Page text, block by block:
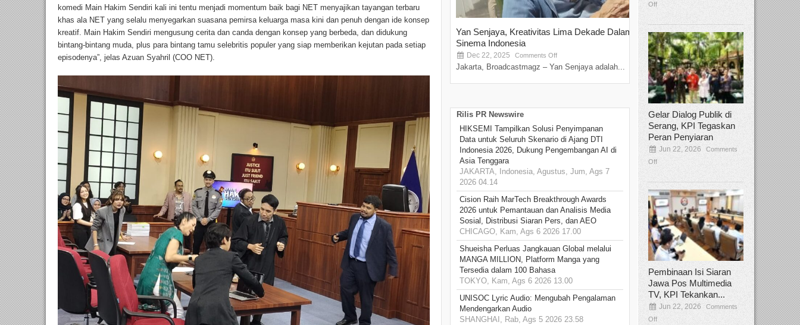
komedi Main Hakim Sendiri kali ini tentu menjadi momentum baik bagi NET menyajikan tayangan terbaru
khas ala NET yang selalu menyegarkan suasana pemirsa keluarga masa kini dan penuh dengan ide konsep
kreatif. Main Hakim Sendiri mengusung cerita dan canda dengan konsep yang berbeda, dan didukung
bintang-bintang muda, plus para bintang tamu selebritis populer yang siap memberikan kejutan pada setiap
episodenya”, jelas Azuan Syahril (COO NET).
Yan Senjaya, Kreativitas Lima Dekade Dalam
Sinema Indonesia
Dec 22, 2025 Comments Off
Jakarta, Broadcastmagz – Yan Senjaya adalah...
Tamee Irelly Menjadi Juri Open
Film Terbaru...
Sep 08, 2025 Comments Off
Bekasi, Broadcastmagz – Dalam upaya
talenta...
Rilis PR Newswire
HIKSEMI Tampilkan Solusi Penyimpanan
Data untuk Seluruh Skenario di Ajang DTI
Indonesia 2026, Dukung Pengembangan AI di
Asia Tenggara
JAKARTA, Indonesia, Agustus, Jum, Ags 7
2026 04.14
Cision Raih MarTech Breakthrough Awards
2026 untuk Pemantauan dan Analisis Media
Sosial, Distribusi Siaran Pers, dan AEO
CHICAGO, Kam, Ags 6 2026 17.00
Shueisha Perluas Jangkauan Global melalui
MANGA MILLION, Platform Manga yang
Tersedia dalam 100 Bahasa
TOKYO, Kam, Ags 6 2026 13.00
UNISOC Lyric Audio: Mengubah Pengalaman
Mendengarkan Audio
SHANGHAI, Rab, Ags 5 2026 23.58
Off
Gelar Dialog Publik di
Serang, KPI Tegaskan
Peran Penyiaran
Jun 22, 2026
Comments
Off
Pembinaan Isi Siaran
Jawa Pos Multimedia
TV, KPI Tekankan...
Jun 22, 2026
Comments
Off